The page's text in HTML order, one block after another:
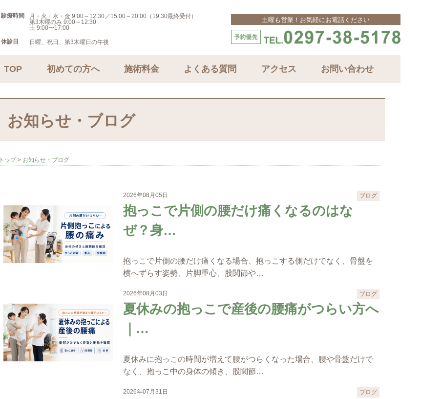
診療時間
月・火・水・金 9:00～12:30／15:00～20:00（19:30最終受付）
第3木曜のみ 9:00～12:30
土 9:00〜17:00
休診日
日曜、祝日、第3木曜日の午後
土曜も営業！お気軽にお電話ください
TOP 初めての方へ 施術料金 よくある質問 アクセス お問い合わせ
お知らせ・ブログ
トップ> お知らせ・ブログ
2026年08月05日 ブログ
抱っこで片側の腰だけ痛くなるのはな
ぜ？身…
抱っこで片側の腰だけ痛くなる場合、抱っこする側だけでなく、骨盤を
横へずらす姿勢、片脚重心、股関節や…
2026年08月03日 ブログ
夏休みの抱っこで産後の腰痛がつらい方へ
｜…
夏休みに抱っこの時間が増えて腰がつらくなった場合、腰や骨盤だけで
なく、抱っこ中の身体の傾き、股関節…
2026年07月31日 ブログ